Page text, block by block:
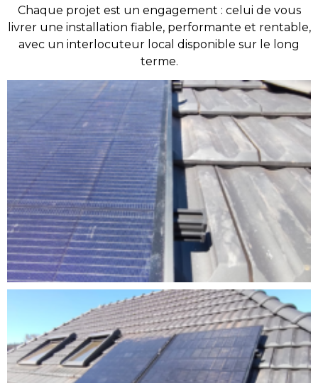
Chaque projet est un engagement : celui de vous
livrer une installation fiable, performante et rentable,
avec un interlocuteur local disponible sur le long
terme.